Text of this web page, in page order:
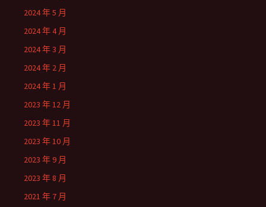
2024 年 5 月
2024 年 4 月
2024 年 3 月
2024 年 2 月
2024 年 1 月
2023 年 12 月
2023 年 11 月
2023 年 10 月
2023 年 9 月
2023 年 8 月
2021 年 7 月